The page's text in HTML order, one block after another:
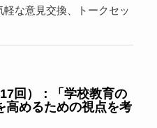
な意見交換、トークセッ
回）：「学校教育の
高めるための視点を考